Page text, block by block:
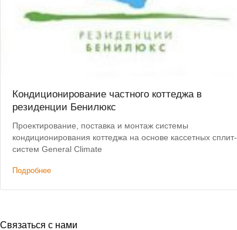
Кондиционирование частного коттеджа в
резиденции Бенилюкс
Проектирование, поставка и монтаж системы
кондиционирования коттеджа на основе кассетных сплит-
систем General Climate
Подробнее
Связаться с нами